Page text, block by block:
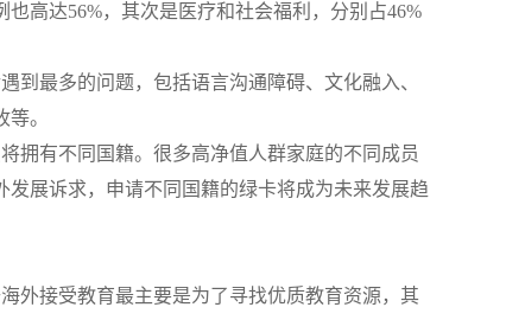
也高达56%，其次是医疗和社会福利，分别占46%
到最多的问题，包括语言沟通障碍、文化融入、
。
拥有不同国籍。很多高净值人群家庭的不同成员
发展诉求，申请不同国籍的绿卡将成为未来发展趋
外接受教育最主要是为了寻找优质教育资源，其